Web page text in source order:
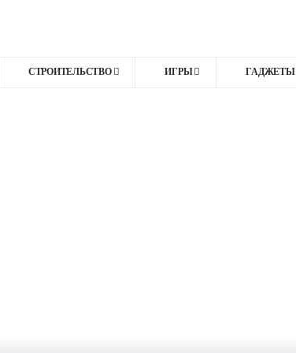
СТРОИТЕЛЬСТВО ИГРЫ ГАДЖЕТЫ